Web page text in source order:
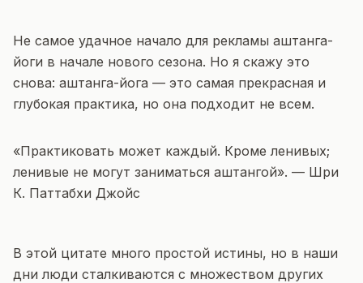
Не самое удачное начало для рекламы аштанга-
йоги в начале нового сезона. Но я скажу это
снова: аштанга-йога — это самая прекрасная и
глубокая практика, но она подходит не всем.
«Практиковать может каждый. Кроме ленивых;
ленивые не могут заниматься аштангой». — Шри
К. Паттабхи Джойс
В этой цитате много простой истины, но в наши
дни люди сталкиваются с множеством других